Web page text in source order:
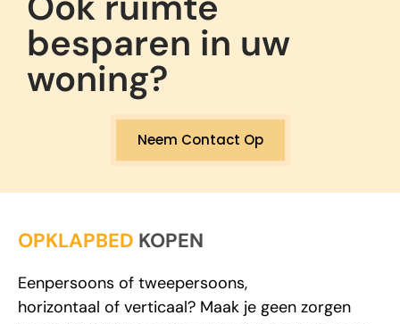
besparen in uw
woning?
Neem Contact Op
horizontaalofverticaal? Maak je geen zorgen
want bijMultimobedden.nlvindt je het allemaal!